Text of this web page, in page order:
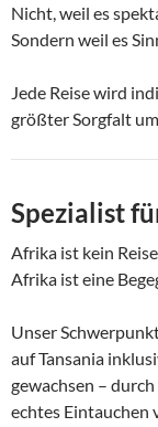
Nicht, weil es
Sondern weil es
Jede Reise wird
größter Sorgfalt
Spezialist
Afrika ist kein
Afrika ist eine
Unser
auf Tansania
gewachsen –
echtes Eintauchen